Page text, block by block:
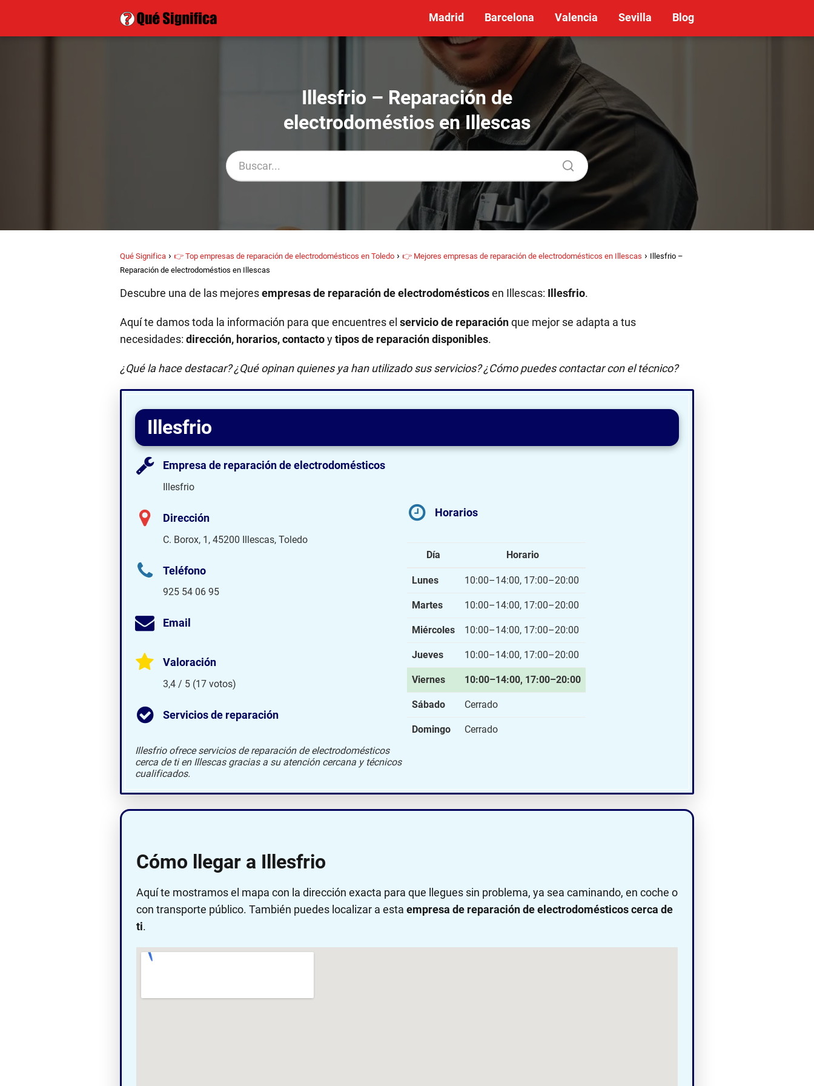
Madrid Barcelona Valencia Sevilla Blog
Illesfrio – Reparación de
electrodoméstios en Illescas
Qué Significa 👉 Top empresas de reparación de electrodomésticos en Toledo 👉 Mejores empresas de reparación de electrodomésticos en Illescas
Illesfrio –
Reparación de electrodoméstios en Illescas
Descubre una de las mejoresempresas de reparación de electrodomésticosen Illescas: Illesfrio.
Aquí te damos toda la información para que encuentres el servicio de reparaciónque mejor se adapta a tus
necesidades: dirección, horarios, contactoytipos de reparación disponibles.
¿Qué la hace destacar? ¿Qué opinan quienes ya han utilizado sus servicios? ¿Cómo puedes contactar con el técnico?
Illesfrio
Empresa de reparación de electrodomésticos
Illesfrio
Dirección
C. Borox, 1, 45200 Illescas, Toledo
Teléfono
925 54 06 95
Email
Valoración
3,4 / 5 (17 votos)
Servicios de reparación
Illesfrio ofrece servicios de reparación de electrodomésticos
cerca de ti en Illescas gracias a su atención cercana y técnicos
cualificados.
Horarios
Día Horario
Lunes 10:00–14:00, 17:00–20:00
Martes 10:00–14:00, 17:00–20:00
Miércoles 10:00–14:00, 17:00–20:00
Jueves 10:00–14:00, 17:00–20:00
Viernes 10:00–14:00, 17:00–20:00
Sábado Cerrado
Domingo Cerrado
Cómo llegar a Illesfrio
Aquí te mostramos el mapa con la dirección exacta para que llegues sin problema, ya sea caminando, en coche o
con transporte público. También puedes localizar a esta empresa de reparación de electrodomésticos cerca de
ti.